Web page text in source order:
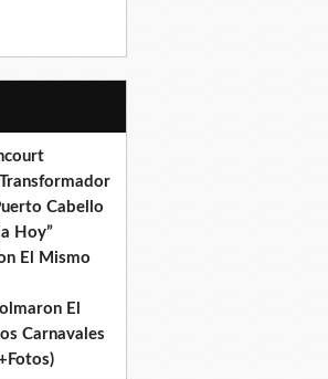
Cabello
Hoy”
El Mismo
El
Carnavales